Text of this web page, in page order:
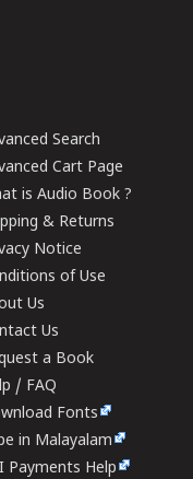
Search
Cart Page
is Audio Book ?
& Returns
Notice
of Use
Us
Us
a Book
/ FAQ
Fonts
in Malayalam
Payments Help